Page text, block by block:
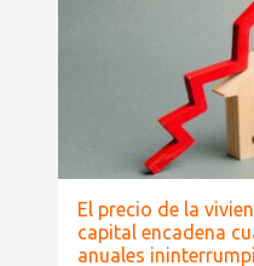
El precio de la
capital encadena
anuales